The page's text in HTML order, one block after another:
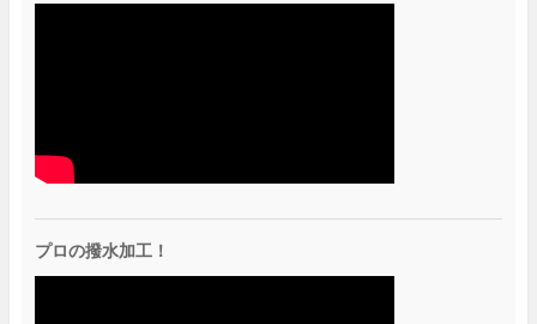
プロの撥水加工！